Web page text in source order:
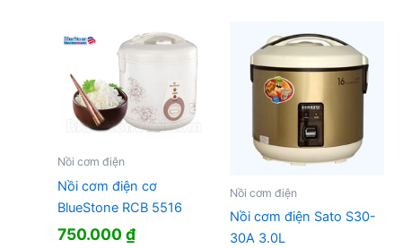
Nồi cơm điện
Nồi cơm điện cơ
BlueStone RCB 5516
750.000₫
Nồi cơm điện
Nồi cơm điện Sato S30-
30A 3.0L